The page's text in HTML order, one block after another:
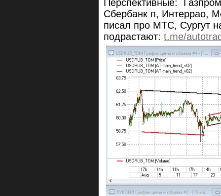
Перспективные:
Сбербанк п, Интеррао,
писал про МТС, Сургут
подрастают: t.me/